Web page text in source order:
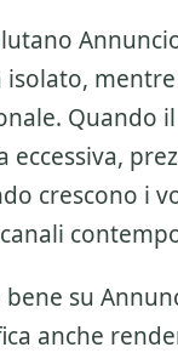
. Quando
eccessiva,
crescono i
su
anche